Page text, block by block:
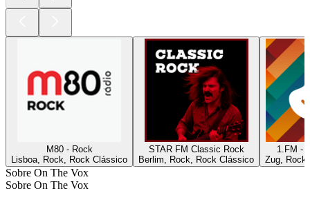
M80 - Rock
Lisboa, Rock, Rock Clássico
STAR FM Classic Rock
Berlim, Rock, Rock Clássico
1.FM -
Zug,
Sobre On The Vox
Sobre On The Vox